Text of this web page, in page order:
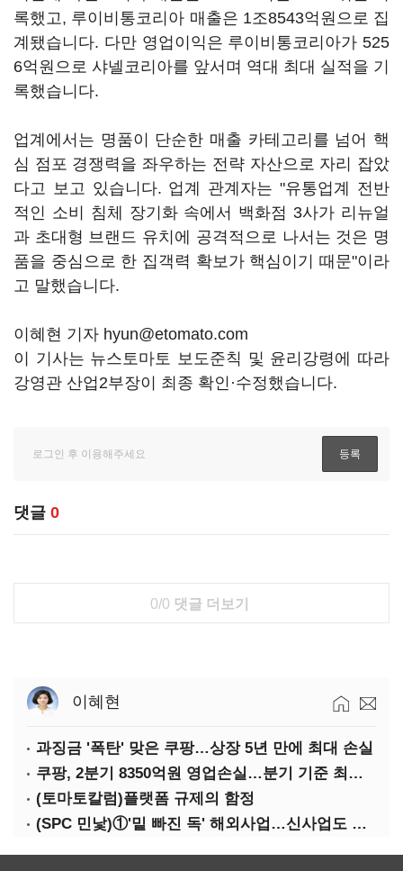
록했고, 루이비통코리아 매출은 1조8543억원으로 집
계됐습니다. 다만 영업이익은 루이비통코리아가 525
6억원으로 샤넬코리아를 앞서며 역대 최대 실적을 기
록했습니다.
업계에서는 명품이 단순한 매출 카테고리를 넘어 핵
심 점포 경쟁력을 좌우하는 전략 자산으로 자리 잡았
다고 보고 있습니다. 업계 관계자는 "유통업계 전반
적인 소비 침체 장기화 속에서 백화점 3사가 리뉴얼
과 초대형 브랜드 유치에 공격적으로 나서는 것은 명
품을 중심으로 한 집객력 확보가 핵심이기 때문"이라
고 말했습니다.
이혜현 기자 hyun@etomato.com
이 기사는 뉴스토마토 보도준칙 및 윤리강령에 따라
강영관 산업2부장이 최종 확인·수정했습니다.
댓글 0
0/0 댓글 더보기
이혜현
과징금 '폭탄' 맞은 쿠팡…상장 5년 만에 최대 손실
쿠팡, 2분기 8350억원 영업손실…분기 기준 최대 적자
(토마토칼럼)플랫폼 규제의 함정
(SPC 민낯)①'밑 빠진 독' 해외사업…신사업도 경고등